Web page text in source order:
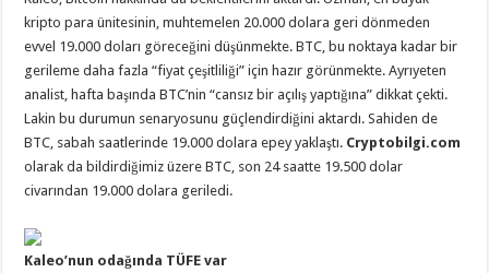
kripto para ünitesinin, muhtemelen 20.000 dolara geri dönmeden
evvel 19.000 doları göreceğini düşünmekte. BTC, bu noktaya kadar bir
gerileme daha fazla “fiyat çeşitliliği” için hazır görünmekte. Ayrıyeten
analist, hafta başında BTC’nin “cansız bir açılış yaptığına” dikkat çekti.
Lakin bu durumun senaryosunu güçlendirdiğini aktardı. Sahiden de
BTC, sabah saatlerinde 19.000 dolara epey yaklaştı. Cryptobilgi.com
olarak da bildirdiğimiz üzere BTC, son 24 saatte 19.500 dolar
civarından 19.000 dolara geriledi.
Kaleo’nun odağında TÜFE var